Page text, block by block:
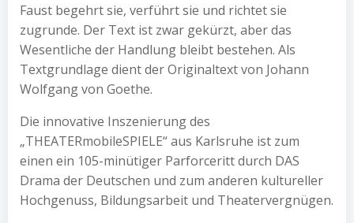
Faust begehrt sie, verführt sie und richtet sie
zugrunde. Der Text ist zwar gekürzt, aber das
Wesentliche der Handlung bleibt bestehen. Als
Textgrundlage dient der Originaltext von Johann
Wolfgang von Goethe.
Die innovative Inszenierung des
„THEATERmobileSPIELE“ aus Karlsruhe ist zum
einen ein 105-minütiger Parforceritt durch DAS
Drama der Deutschen und zum anderen kultureller
Hochgenuss, Bildungsarbeit und Theatervergnügen.